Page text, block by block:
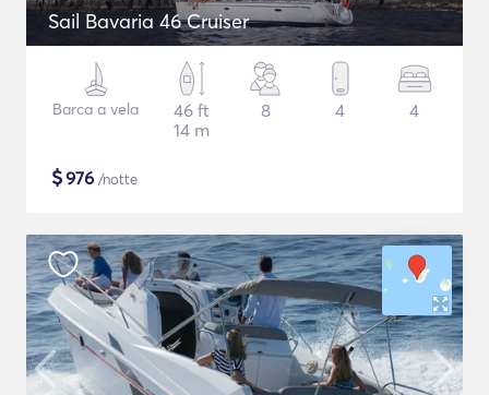
Sail Bavaria 46 Cruiser
Barca a vela
46 ft
14 m
8 4 4
$976 /notte